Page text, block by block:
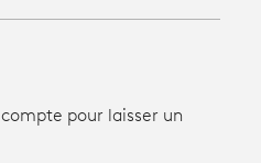
pour laisser un